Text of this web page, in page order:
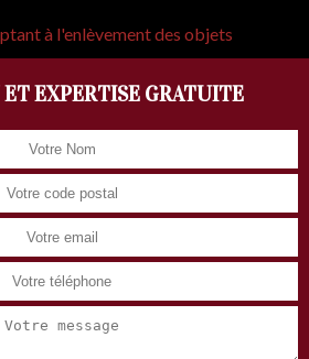
à l'enlèvement des objets
EXPERTISE GRATUITE